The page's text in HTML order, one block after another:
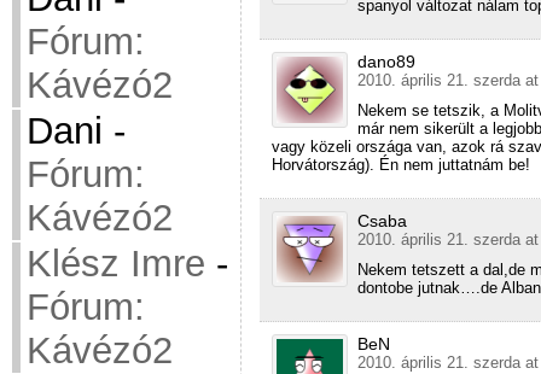
Fórum:
Kávézó2
Dani -
Fórum:
Kávézó2
Klész Imre -
Fórum:
Kávézó2
spanyol változat nálam
dano89
2010. április 21. szerda
Nekem se tetszik, a
már nem sikerült a
vagy közeli országa van, azok rá
Horvátország). Én nem juttatnám be!
Csaba
2010. április 21. szerda
Nekem tetszett a dal,de
dontobe jutnak….de
BeN
2010. április 21. szerda